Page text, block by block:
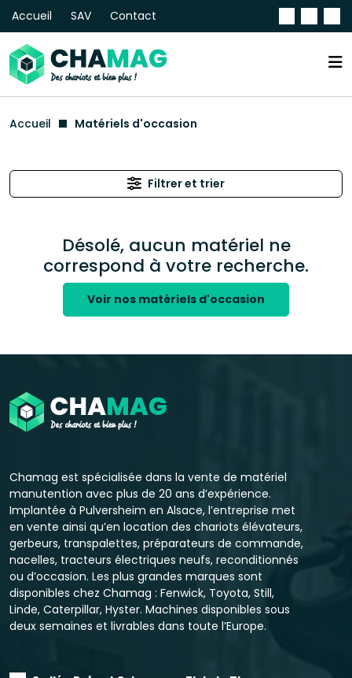
Accueil SAV Contact
Accueil Matériels d'occasion
Filtrer et trier
Désolé, aucun matériel ne
correspond à votre recherche.
Voir nos matériels d'occasion
Chamag est spécialisée dans la vente de matériel
manutention avec plus de 20 ans d’expérience.
Implantée à Pulversheim en Alsace, l’entreprise met
en vente ainsi qu’en location des chariots élévateurs,
gerbeurs, transpalettes, préparateurs de commande,
nacelles, tracteurs électriques neufs, reconditionnés
ou d’occasion. Les plus grandes marques sont
disponibles chez Chamag : Fenwick, Toyota, Still,
Linde, Caterpillar, Hyster. Machines disponibles sous
deux semaines et livrables dans toute l’Europe.